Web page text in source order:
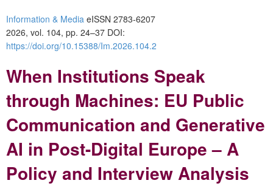
Information & Media eISSN 2783-6207
2026, vol. 104, pp. 24–37 DOI:
https://doi.org/10.15388/Im.2026.104.2
When Institutions Speak
through Machines: EU Public
Communication and Generative
AI in Post-Digital Europe – A
Policy and Interview Analysis